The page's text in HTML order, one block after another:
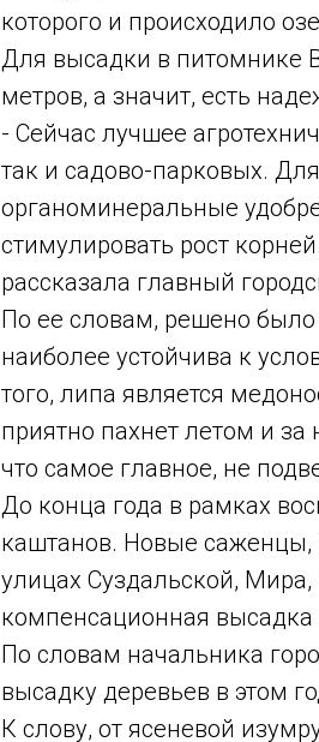
которого и происходило
Для высадки в питомнике
метров, а значит, есть
- Сейчас лучшее
так и садово-парковых.
органоминеральные
стимулировать рост
рассказала главный
По ее словам, решено было
наиболее устойчива к
того, липа является
приятно пахнет летом и за
что самое главное, не
До конца года в рамках
каштанов. Новые саженцы,
улицах Суздальской,
компенсационная высадка
По словам начальника
высадку деревьев в этом
К слову, от ясеневой